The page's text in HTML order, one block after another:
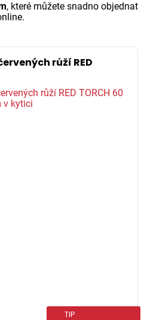
, které můžete snadno objednat
růží RED
TIP